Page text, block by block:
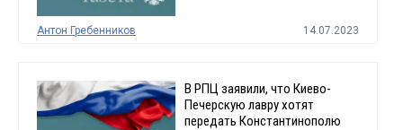
Антон Гребенников 14.07.2023
В РПЦ заявили, что Киево-
Печерскую лавру хотят
передать Константинополю